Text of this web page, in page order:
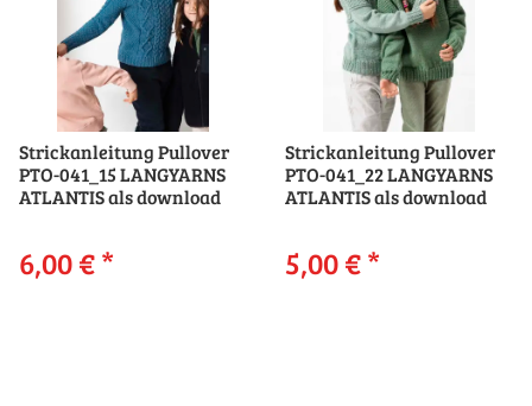
Strickanleitung Pullover
PTO-041_15 LANGYARNS
ATLANTIS als download
6,00 €*
Strickanleitung Pullover
PTO-041_22 LANGYARNS
ATLANTIS als download
5,00 €*